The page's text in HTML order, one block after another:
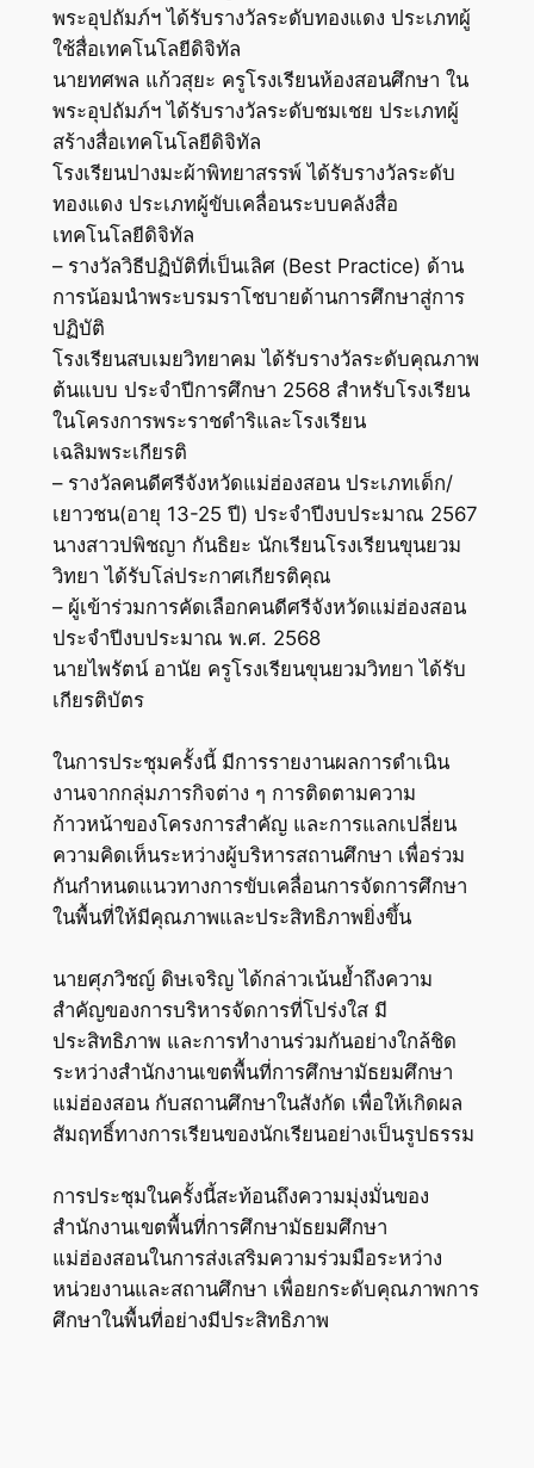
พระอุปถัมภ์ฯ ได้รับรางวัลระดับทองแดง ประเภทผู้
ใช้สื่อเทคโนโลยีดิจิทัล
นายทศพล แก้วสุยะ ครูโรงเรียนห้องสอนศึกษา ใน
พระอุปถัมภ์ฯ ได้รับรางวัลระดับชมเชย ประเภทผู้
สร้างสื่อเทคโนโลยีดิจิทัล
โรงเรียนปางมะผ้าพิทยาสรรพ์ ได้รับรางวัลระดับ
ทองแดง ประเภทผู้ขับเคลื่อนระบบคลังสื่อ
เทคโนโลยีดิจิทัล
– รางวัลวิธีปฏิบัติที่เป็นเลิศ (Best Practice) ด้าน
การน้อมนำพระบรมราโชบายด้านการศึกษาสู่การ
ปฏิบัติ
โรงเรียนสบเมยวิทยาคม ได้รับรางวัลระดับคุณภาพ
ต้นแบบ ประจำปีการศึกษา 2568 สำหรับโรงเรียน
ในโครงการพระราชดำริและโรงเรียน
เฉลิมพระเกียรติ
– รางวัลคนดีศรีจังหวัดแม่ฮ่องสอน ประเภทเด็ก/
เยาวชน(อายุ 13-25 ปี) ประจำปีงบประมาณ 2567
นางสาวปพิชญา กันธิยะ นักเรียนโรงเรียนขุนยวม
วิทยา ได้รับโล่ประกาศเกียรติคุณ
– ผู้เข้าร่วมการคัดเลือกคนดีศรีจังหวัดแม่ฮ่องสอน
ประจำปีงบประมาณ พ.ศ. 2568
นายไพรัตน์ อานัย ครูโรงเรียนขุนยวมวิทยา ได้รับ
เกียรติบัตร
ในการประชุมครั้งนี้ มีการรายงานผลการดำเนิน
งานจากกลุ่มภารกิจต่าง ๆ การติดตามความ
ก้าวหน้าของโครงการสำคัญ และการแลกเปลี่ยน
ความคิดเห็นระหว่างผู้บริหารสถานศึกษา เพื่อร่วม
กันกำหนดแนวทางการขับเคลื่อนการจัดการศึกษา
ในพื้นที่ให้มีคุณภาพและประสิทธิภาพยิ่งขึ้น
นายศุภวิชญ์ ดิษเจริญ ได้กล่าวเน้นย้ำถึงความ
สำคัญของการบริหารจัดการที่โปร่งใส มี
ประสิทธิภาพ และการทำงานร่วมกันอย่างใกล้ชิด
ระหว่างสำนักงานเขตพื้นที่การศึกษามัธยมศึกษา
แม่ฮ่องสอน กับสถานศึกษาในสังกัด เพื่อให้เกิดผล
สัมฤทธิ์ทางการเรียนของนักเรียนอย่างเป็นรูปธรรม
การประชุมในครั้งนี้สะท้อนถึงความมุ่งมั่นของ
สำนักงานเขตพื้นที่การศึกษามัธยมศึกษา
แม่ฮ่องสอนในการส่งเสริมความร่วมมือระหว่าง
หน่วยงานและสถานศึกษา เพื่อยกระดับคุณภาพการ
ศึกษาในพื้นที่อย่างมีประสิทธิภาพ